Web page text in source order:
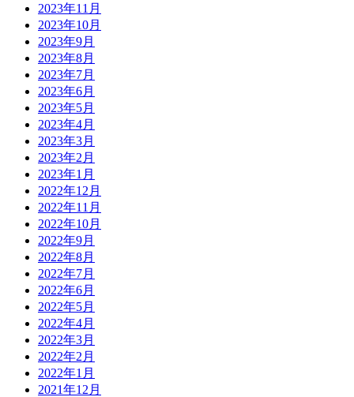
2023年11月
2023年10月
2023年9月
2023年8月
2023年7月
2023年6月
2023年5月
2023年4月
2023年3月
2023年2月
2023年1月
2022年12月
2022年11月
2022年10月
2022年9月
2022年8月
2022年7月
2022年6月
2022年5月
2022年4月
2022年3月
2022年2月
2022年1月
2021年12月